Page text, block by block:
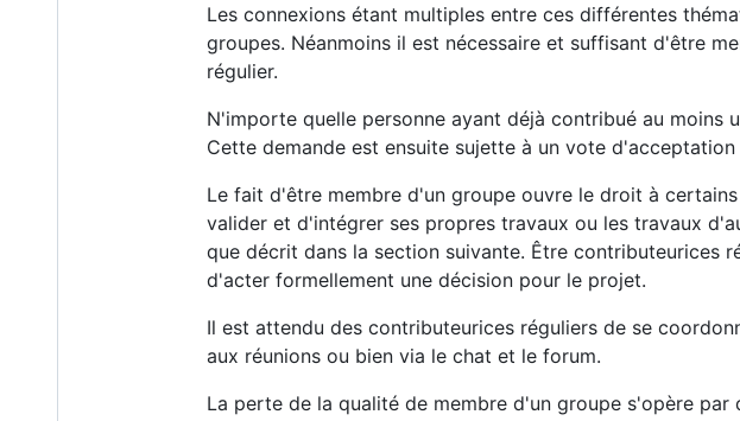
Les connexions étant multiples entre ces différentes
groupes. Néanmoins il est nécessaire et suffisant d'être
régulier.
N'importe quelle personne ayant déjà contribué au
Cette demande est ensuite sujette à un vote
Le fait d'être membre d'un groupe ouvre le droit à
valider et d'intégrer ses propres travaux ou les travaux
que décrit dans la section suivante. Être contributeurices
d'acter formellement une décision pour le projet.
Il est attendu des contributeurices réguliers de se
aux réunions ou bien via le chat et le forum.
La perte de la qualité de membre d'un groupe s'opère